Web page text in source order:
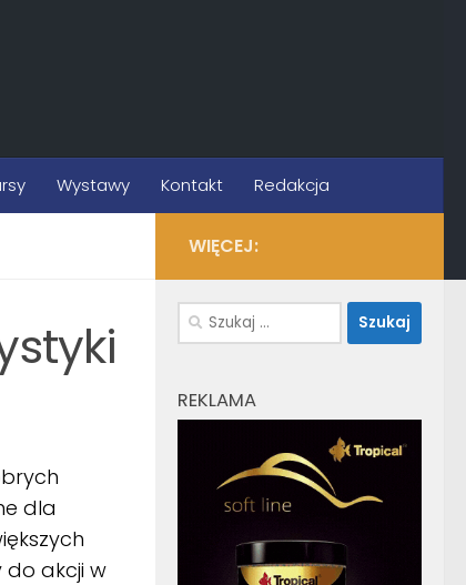
Wystawy Kontakt Redakcja
dla
do akcji w
WIĘCEJ:
Szukaj:
REKLAMA